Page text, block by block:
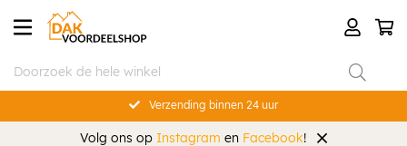
Verzending binnen 24 uur
Volg ons op Instagram en Facebook!